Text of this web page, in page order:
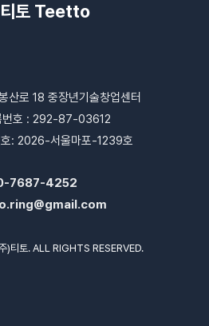
토 Teetto
산로 18 중장년기술창업센터
번호 : 292-87-03612
호: 2026-서울마포-1239호
7687-4252
)티토. ALL RIGHTS RESERVED.